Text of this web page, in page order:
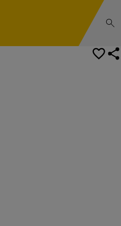
Sicherheitsdatenblatt